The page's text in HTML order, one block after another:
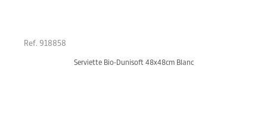
Ref. 918858
Serviette Bio-Dunisoft 48x48cm Blanc